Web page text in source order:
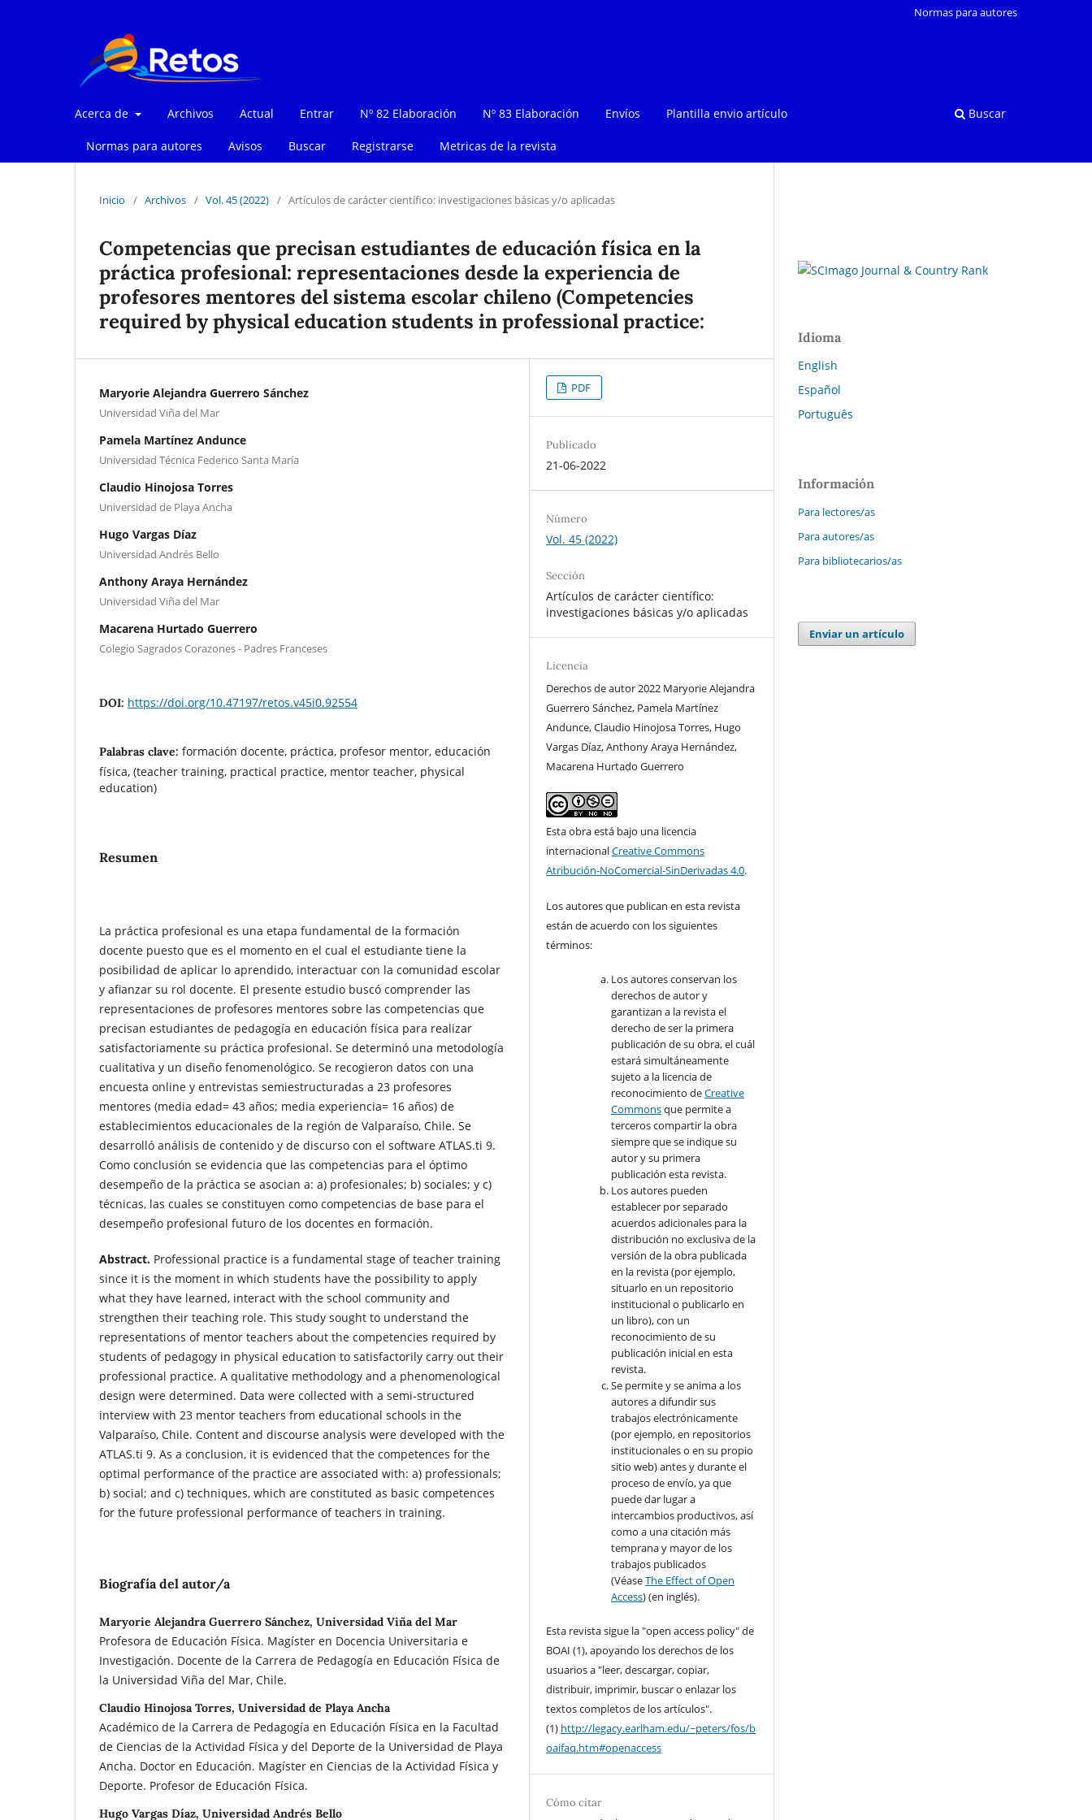
Acerca de Archivos Actual Entrar Nº 82 Elaboración Nº 83 Elaboración Envíos Plantilla envio artículo
Normas para autores Avisos Buscar Registrarse Metricas de la revista
Buscar
Normas para autores
Inicio / Archivos / Vol. 45 (2022) / Artículos de carácter científico: investigaciones básicas y/o aplicadas
Competencias que precisan estudiantes de educación física en la
práctica profesional: representaciones desde la experiencia de
profesores mentores del sistema escolar chileno (Competencies
required by physical education students in professional practice:
Maryorie Alejandra Guerrero Sánchez
Universidad Viña del Mar
Pamela Martínez Andunce
Universidad Técnica Federico Santa María
Claudio Hinojosa Torres
Universidad de Playa Ancha
Hugo Vargas Díaz
Universidad Andrés Bello
Anthony Araya Hernández
Universidad Viña del Mar
Macarena Hurtado Guerrero
Colegio Sagrados Corazones - Padres Franceses
DOI: https://doi.org/10.47197/retos.v45i0.92554
Palabras clave: formación docente, práctica, profesor mentor, educación
física, (teacher training, practical practice, mentor teacher, physical
education)
Resumen
La práctica profesional es una etapa fundamental de la formación
docente puesto que es el momento en el cual el estudiante tiene la
posibilidad de aplicar lo aprendido, interactuar con la comunidad escolar
y afianzar su rol docente. El presente estudio buscó comprender las
representaciones de profesores mentores sobre las competencias que
precisan estudiantes de pedagogía en educación física para realizar
satisfactoriamente su práctica profesional. Se determinó una metodología
cualitativa y un diseño fenomenológico. Se recogieron datos con una
encuesta online y entrevistas semiestructuradas a 23 profesores
mentores (media edad= 43 años; media experiencia= 16 años) de
establecimientos educacionales de la región de Valparaíso, Chile. Se
desarrolló análisis de contenido y de discurso con el software ATLAS.ti 9.
Como conclusión se evidencia que las competencias para el óptimo
desempeño de la práctica se asocian a: a) profesionales; b) sociales; y c)
técnicas, las cuales se constituyen como competencias de base para el
desempeño profesional futuro de los docentes en formación.
Abstract. Professional practice is a fundamental stage of teacher training
since it is the moment in which students have the possibility to apply
what they have learned, interact with the school community and
strengthen their teaching role. This study sought to understand the
representations of mentor teachers about the competencies required by
students of pedagogy in physical education to satisfactorily carry out their
professional practice. A qualitative methodology and a phenomenological
design were determined. Data were collected with a semi-structured
interview with 23 mentor teachers from educational schools in the
Valparaíso, Chile. Content and discourse analysis were developed with the
ATLAS.ti 9. As a conclusion, it is evidenced that the competences for the
optimal performance of the practice are associated with: a) professionals;
b) social; and c) techniques, which are constituted as basic competences
for the future professional performance of teachers in training.
Biografía del autor/a
Maryorie Alejandra Guerrero Sánchez, Universidad Viña del Mar
Profesora de Educación Física. Magíster en Docencia Universitaria e
Investigación. Docente de la Carrera de Pedagogía en Educación Física de
la Universidad Viña del Mar, Chile.
Claudio Hinojosa Torres, Universidad de Playa Ancha
Académico de la Carrera de Pedagogía en Educación Física en la Facultad
de Ciencias de la Actividad Física y del Deporte de la Universidad de Playa
Ancha. Doctor en Educación. Magíster en Ciencias de la Actividad Física y
Deporte. Profesor de Educación Física.
Hugo Vargas Díaz, Universidad Andrés Bello
PDF
Publicado
21-06-2022
Número
Vol. 45 (2022)
Sección
Artículos de carácter científico:
investigaciones básicas y/o aplicadas
Licencia
Derechos de autor 2022 Maryorie Alejandra
Guerrero Sánchez, Pamela Martínez
Andunce, Claudio Hinojosa Torres, Hugo
Vargas Díaz, Anthony Araya Hernández,
Macarena Hurtado Guerrero
Esta obra está bajo una licencia
internacionalCreative Commons
Atribución-NoComercial-SinDerivadas 4.0.
Los autores que publican en esta revista
están de acuerdo con los siguientes
términos:
Los autores conservan los
derechos de autor y
garantizan a la revista el
derecho de ser la primera
publicación de su obra, el cuál
estará simultáneamente
sujeto a la licencia de
reconocimiento deCreative
Commonsque permite a
terceros compartir la obra
siempre que se indique su
autor y su primera
publicación esta revista.
Los autores pueden
establecer por separado
acuerdos adicionales para la
distribución no exclusiva de la
versión de la obra publicada
en la revista (por ejemplo,
situarlo en un repositorio
institucional o publicarlo en
un libro), con un
reconocimiento de su
publicación inicial en esta
revista.
Se permite y se anima a los
autores a difundir sus
trabajos electrónicamente
(por ejemplo, en repositorios
institucionales o en su propio
sitio web) antes y durante el
proceso de envío, ya que
puede dar lugar a
intercambios productivos, así
como a una citación más
temprana y mayor de los
trabajos publicados
(VéaseThe Effect of Open
Access) (en inglés).
Esta revista sigue la "open access policy" de
BOAI (1), apoyando los derechos de los
usuarios a "leer, descargar, copiar,
distribuir, imprimir, buscar o enlazar los
textos completos de los artículos".
(1) http://legacy.earlham.edu/~peters/fos/b
oaifaq.htm#openaccess
Cómo citar
Idioma
English
Español
Português
Información
Para lectores/as
Para autores/as
Para bibliotecarios/as
Enviar un artículo